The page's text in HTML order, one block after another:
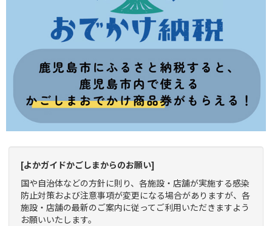
[よかガイドかごしまからのお願い]
国や自治体などの方針に則り、各施設・店舗が実施する感染
防止対策および注意事項が変更になる場合がありますが、各
施設・店舗の最新のご案内に従ってご利用いただきますよう
お願いいたします。